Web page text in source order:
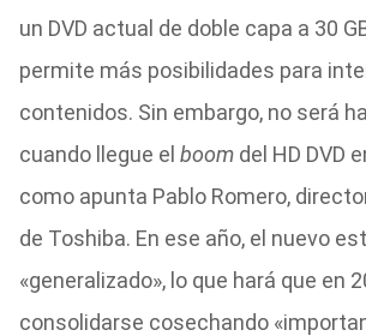
un DVD actual de doble capa a 30
permite más posibilidades para
contenidos. Sin embargo, no será
cuando llegue el boom del HD DVD
como apunta Pablo Romero,
de Toshiba. En ese año, el nuevo
«generalizado», lo que hará que en
consolidarse cosechando